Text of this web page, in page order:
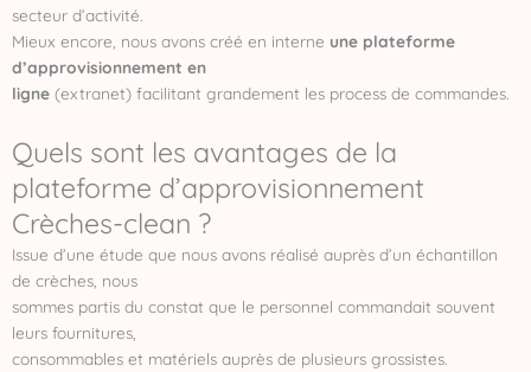
secteur d’activité.
Mieux encore, nous avons créé en interne une plateforme
d’approvisionnement en
ligne (extranet) facilitant grandement les process de commandes.
Quels sont les avantages de la
plateforme d’approvisionnement
Crèches-clean ?
Issue d’une étude que nous avons réalisé auprès d’un échantillon
de crèches, nous
sommes partis du constat que le personnel commandait souvent
leurs fournitures,
consommables et matériels auprès de plusieurs grossistes.